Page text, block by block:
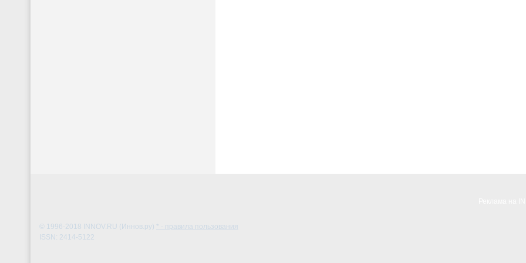
© 1996-2018 INNOV.RU (Иннов.ру) * - правила пользования
ISSN: 2414-5122